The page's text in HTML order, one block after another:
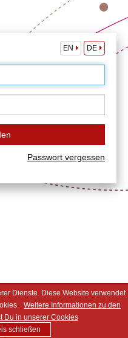
EN DE
Passwort vergessen
Dienste. Diese Website verwendet
Weitere Informationen zu den
Du in unserer Cookies
schließen